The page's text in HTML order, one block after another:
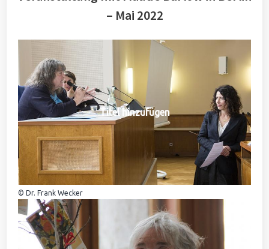
– Mai 2022
Titel hinzufügen
© Dr. Frank Wecker